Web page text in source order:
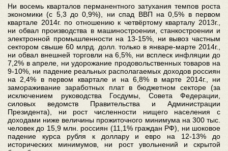
Ни восемь кварталов перманентного затухания темпов роста
экономики (с 5,3 до 0,9%), ни спад ВВП на 0,5% в первом
квартале 2014г. по отношению к четвёртому кварталу 2013г.,
ни обвал производства в машиностроении, станкостроении и
электронной промышленности на 13-15%, ни вывоз частным
сектором свыше 60 млрд. долл. только в январе-марте 2014г.,
ни обвал внешней торговли на 6,5%, ни всплеск инфляции до
7,2% в апреле, ни удорожание продовольственных товаров на
9-10%, ни падение реальных располагаемых доходов россиян
на 2,4% в первом квартале и на 6,8% в марте 2014г., ни
замораживание заработных плат в бюджетном секторе (за
исключением руководства Госдумы, Совета Федерации,
силовых ведомств Правительства и Администрации
Президента), ни рост численности нищего населения с
доходами ниже величины прожиточного минимума на 300 тыс.
человек до 15,9 млн. россиян (11,1% граждан РФ), ни шоковое
падение курса рубля к доллару и евро на 12-13% до
исторических минимумов, ни рост увольнений и скрытой